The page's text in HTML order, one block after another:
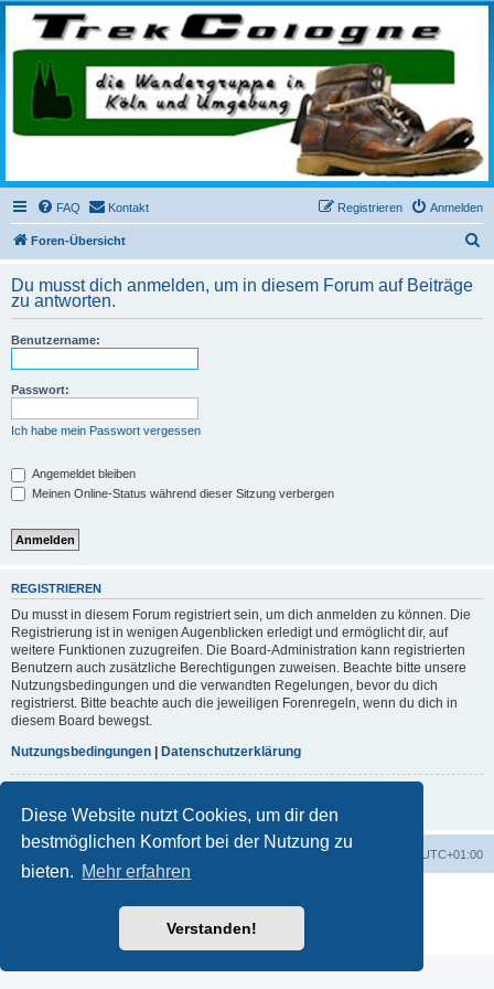
Diese Website nutzt Cookies, um dir den
bestmöglichen Komfort bei der Nutzung zu
bieten. Mehr erfahren
Verstanden!
trekcologne.de
Wanderungen rund um Köln
FAQ Kontakt Anmelden
Registrieren
Foren-Übersicht
h
Du musst dich anmelden, um in diesem Forum auf Beiträge
zu antworten.
Benutzername:
Passwort:
Ich habe mein Passwort vergessen
Angemeldet bleiben
Meinen Online-Status während dieser Sitzung verbergen
REGISTRIEREN
Du musst in diesem Forum registriert sein, um dich anmelden zu können. Die
Registrierung ist in wenigen Augenblicken erledigt und ermöglicht dir, auf
weitere Funktionen zuzugreifen. Die Board-Administration kann registrierten
Benutzern auch zusätzliche Berechtigungen zuweisen. Beachte bitte unsere
Nutzungsbedingungen und die verwandten Regelungen, bevor du dich
registrierst. Bitte beachte auch die jeweiligen Forenregeln, wenn du dich in
diesem Board bewegst.
Nutzungsbedingungen | Datenschutzerklärung
Foren-Übersicht UTC+01:00
phpBB.de
Datenschutz|Nutzungsbedingungen